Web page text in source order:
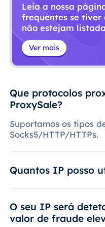
Leia a nossa
frequentes se tiver
não estejam
Ver mais
Que protocolos
ProxySale?
Suportamos os tipos
Socks5/HTTP/HTTPs.
Quantos IP posso
O seu IP será
valor de fraude